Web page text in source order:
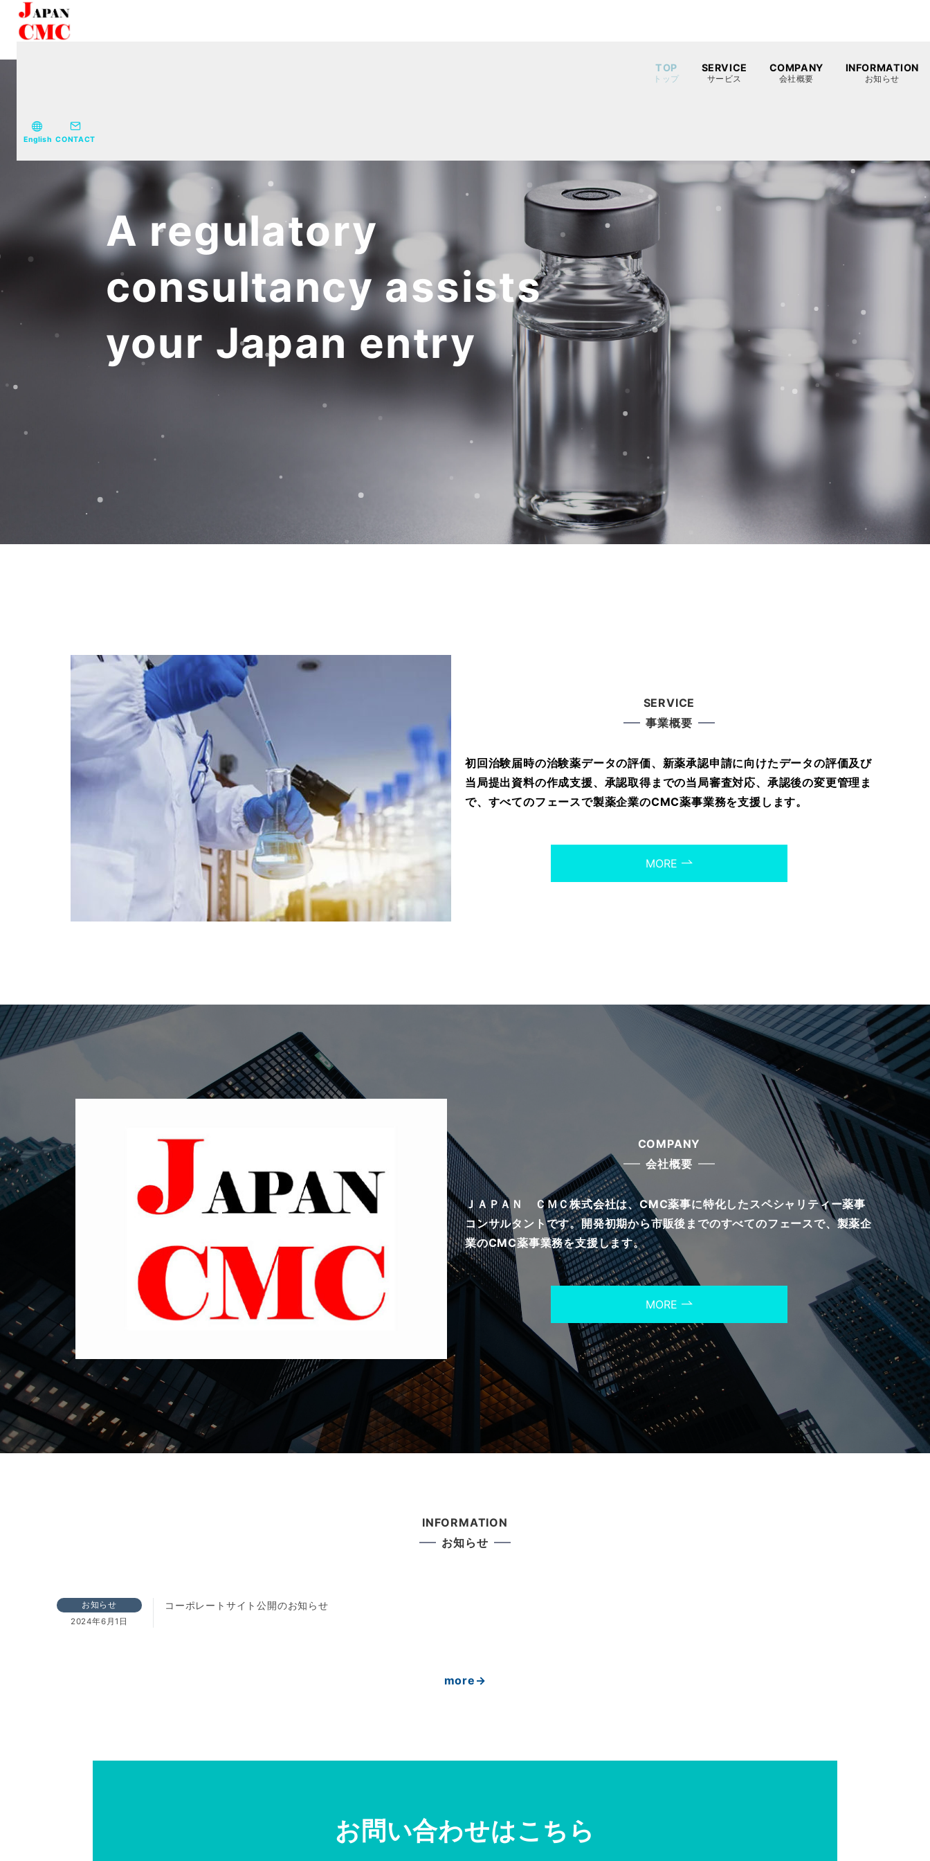
TOP
トップ
SERVICE
サービス
COMPANY
会社概要
INFORMATION
お知らせ
English CONTACT
A regulatory
consultancyassists
your Japan entry
SERVICE
事業概要
初回治験届時の治験薬データの評価、新薬承認申請に向けたデータの評価及び
当局提出資料の作成支援、承認取得までの当局審査対応、承認後の変更管理ま
で、すべてのフェースで製薬企業のCMC薬事業務を支援します。
MORE
COMPANY
会社概要
ＪＡＰＡＮ ＣＭＣ株式会社は、CMC薬事に特化したスペシャリティー薬事
コンサルタントです。開発初期から市販後までのすべてのフェースで、製薬企
業のCMC薬事業務を支援します。
MORE
INFORMATION
お知らせ
お知らせ
2024年6月1日
コーポレートサイト公開のお知らせ
more→
お問い合わせはこちら